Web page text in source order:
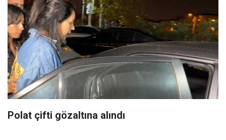
Polat çifti gözaltına alındı